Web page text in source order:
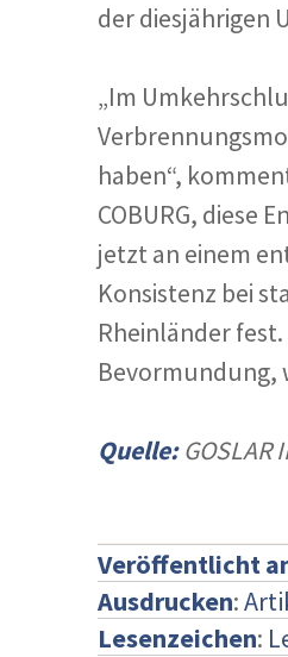
der diesjährigen
„Im
haben“,
COBURG, diese
jetzt an einem
Konsistenz bei
Rheinländer
Bevormundung,
Quelle:GOSLAR
Veröffentlicht
Ausdrucken:
Lesenzeichen: